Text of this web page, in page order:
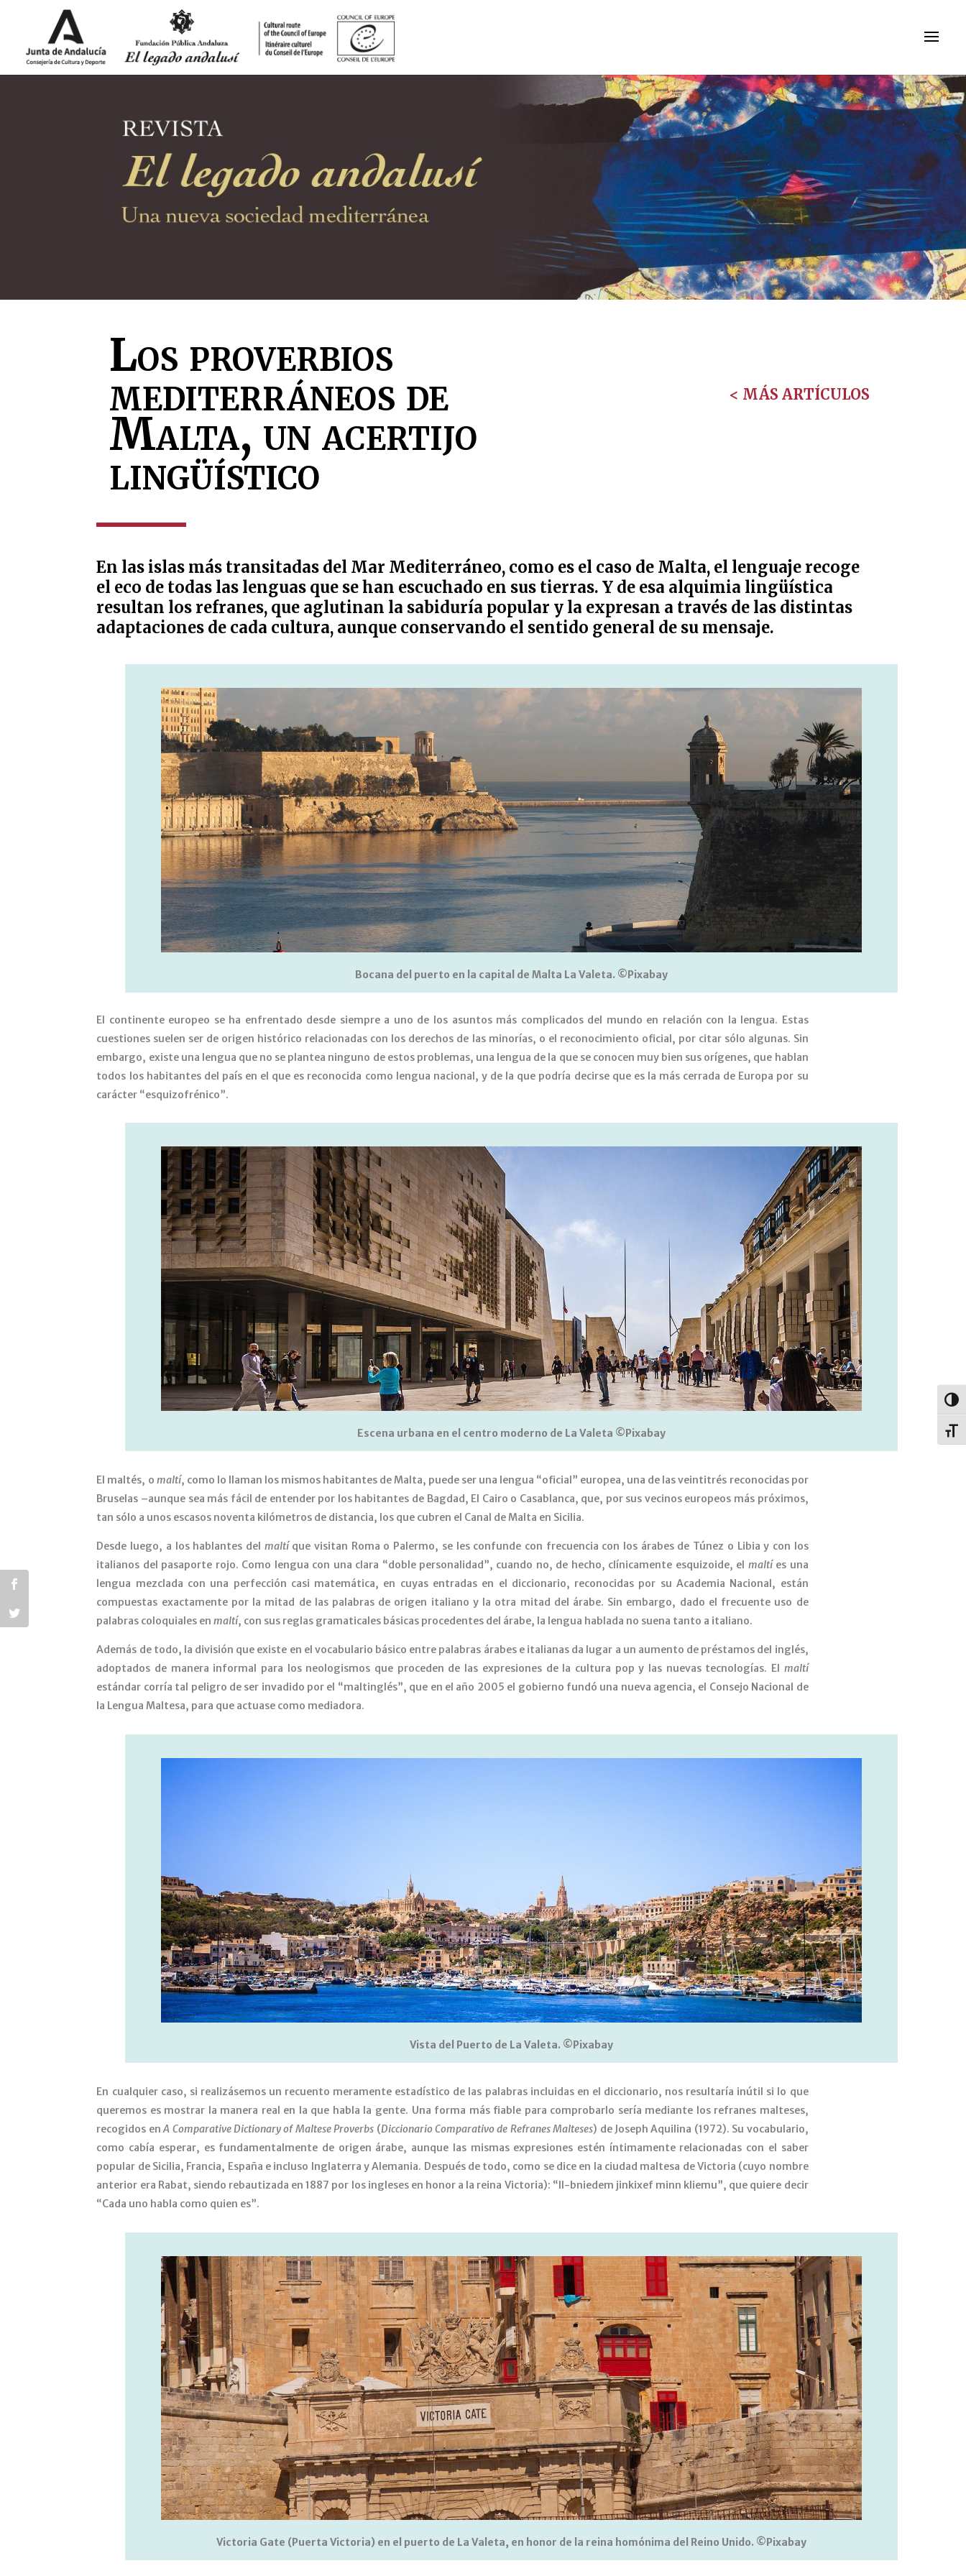
Los proverbios
mediterráneos de
Malta, un acertijo
lingüístico
< MÁS ARTÍCULOS
En las islas más transitadas del Mar Mediterráneo, como es el caso de Malta, el lenguaje recoge
el eco de todas las lenguas que se han escuchado en sus tierras. Y de esa alquimia lingüística
resultan los refranes, que aglutinan la sabiduría popular y la expresan a través de las distintas
adaptaciones de cada cultura, aunque conservando el sentido general de su mensaje.
Bocana del puerto en la capital de Malta La Valeta. ©Pixabay
El continente europeo se ha enfrentado desde siempre a uno de los asuntos más complicados del mundo en relación con la lengua. Estas
cuestiones suelen ser de origen histórico relacionadas con los derechos de las minorías, o el reconocimiento oficial, por citar sólo algunas. Sin
embargo, existe una lengua que no se plantea ninguno de estos problemas, una lengua de la que se conocen muy bien sus orígenes, que hablan
todos los habitantes del país en el que es reconocida como lengua nacional, y de la que podría decirse que es la más cerrada de Europa por su
carácter “esquizofrénico”.
Escena urbana en el centro moderno de La Valeta ©Pixabay
El maltés, o maltí, como lo llaman los mismos habitantes de Malta, puede ser una lengua “oficial” europea, una de las veintitrés reconocidas por
Bruselas –aunque sea más fácil de entender por los habitantes de Bagdad, El Cairo o Casablanca, que, por sus vecinos europeos más próximos,
tan sólo a unos escasos noventa kilómetros de distancia, los que cubren el Canal de Malta en Sicilia.
Desde luego, a los hablantes del maltíque visitan Roma o Palermo, se les confunde con frecuencia con los árabes de Túnez o Libia y con los
italianos del pasaporte rojo. Como lengua con una clara “doble personalidad”, cuando no, de hecho, clínicamente esquizoide, el maltíes una
lengua mezclada con una perfección casi matemática, en cuyas entradas en el diccionario, reconocidas por su Academia Nacional, están
compuestas exactamente por la mitad de las palabras de origen italiano y la otra mitad del árabe. Sin embargo, dado el frecuente uso de
palabras coloquiales enmaltí, con sus reglas gramaticales básicas procedentes del árabe, la lengua hablada no suena tanto a italiano.
Además de todo, la división que existe en el vocabulario básico entre palabras árabes e italianas da lugar a un aumento de préstamos del inglés,
adoptados de manera informal para los neologismos que proceden de las expresiones de la cultura pop y las nuevas tecnologías. El maltí
estándar corría tal peligro de ser invadido por el “maltinglés”, que en el año 2005 el gobierno fundó una nueva agencia, el Consejo Nacional de
la Lengua Maltesa, para que actuase como mediadora.
Vista del Puerto de La Valeta. ©Pixabay
En cualquier caso, si realizásemos un recuento meramente estadístico de las palabras incluidas en el diccionario, nos resultaría inútil si lo que
queremos es mostrar la manera real en la que habla la gente. Una forma más fiable para comprobarlo sería mediante los refranes malteses,
recogidos enA Comparative Dictionary of Maltese Proverbs (Diccionario Comparativo de Refranes Malteses) de Joseph Aquilina (1972). Su vocabulario,
como cabía esperar, es fundamentalmente de origen árabe, aunque las mismas expresiones estén íntimamente relacionadas con el saber
popular de Sicilia, Francia, España e incluso Inglaterra y Alemania. Después de todo, como se dice en la ciudad maltesa de Victoria (cuyo nombre
anterior era Rabat, siendo rebautizada en 1887 por los ingleses en honor a la reina Victoria): “Il-bniedem jinkixef minn kliemu”, que quiere decir
“Cada uno habla como quien es”.
Victoria Gate (Puerta Victoria) en el puerto de La Valeta, en honor de la reina homónima del Reino Unido. ©Pixabay